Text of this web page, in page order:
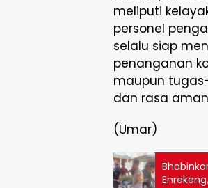
meliputi
personel
selalu siap
penanganan
maupun
dan rasa
(Umar)